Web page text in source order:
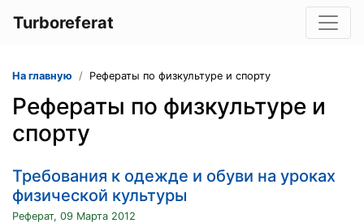
Turboreferat
На главную Рефераты по физкультуре и спорту
Рефераты по физкультуре и
спорту
Требования к одежде и обуви на уроках
физической культуры
Реферат, 09 Марта 2012